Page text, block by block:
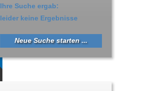
Ihre Suche ergab:
leider keine Ergebnisse
Neue Suche starten ...